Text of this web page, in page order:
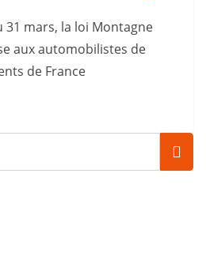
31 mars, la loi Montagne
aux automobilistes de
de France